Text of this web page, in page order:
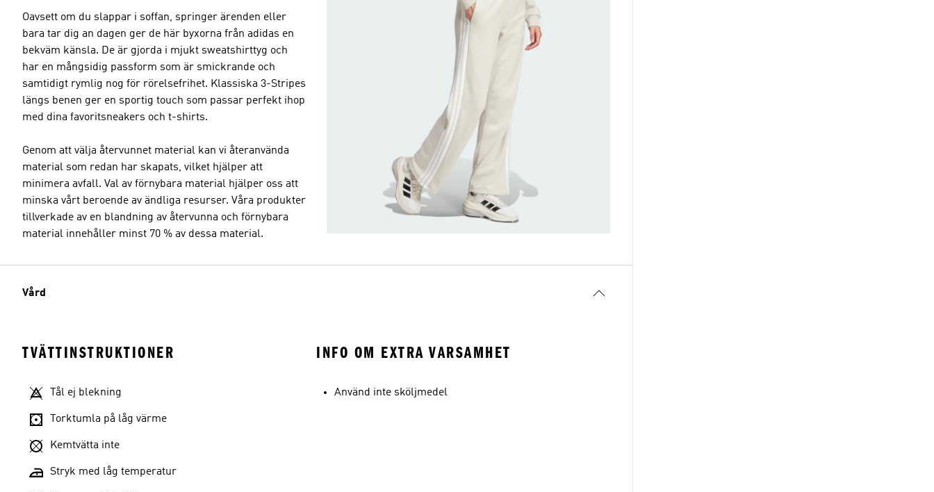
Oavsett om du slappar i soffan, springer ärenden eller
bara tar dig an dagen ger de här byxorna från adidas en
bekväm känsla. De är gjorda i mjukt sweatshirttyg och
har en mångsidig passform som är smickrande och
samtidigt rymlig nog för rörelsefrihet. Klassiska 3-Stripes
längs benen ger en sportig touch som passar perfekt ihop
med dina favoritsneakers och t-shirts.
Genom att välja återvunnet material kan vi återanvända
material som redan har skapats, vilket hjälper att
minimera avfall. Val av förnybara material hjälper oss att
minska vårt beroende av ändliga resurser. Våra produkter
tillverkade av en blandning av återvunna och förnybara
material innehåller minst 70 % av dessa material.
Vård
TVÄTTINSTRUKTIONER
Tål ej blekning
Torktumla på låg värme
Kemtvätta inte
Stryk med låg temperatur
INFO OM EXTRA VARSAMHET
Använd inte sköljmedel